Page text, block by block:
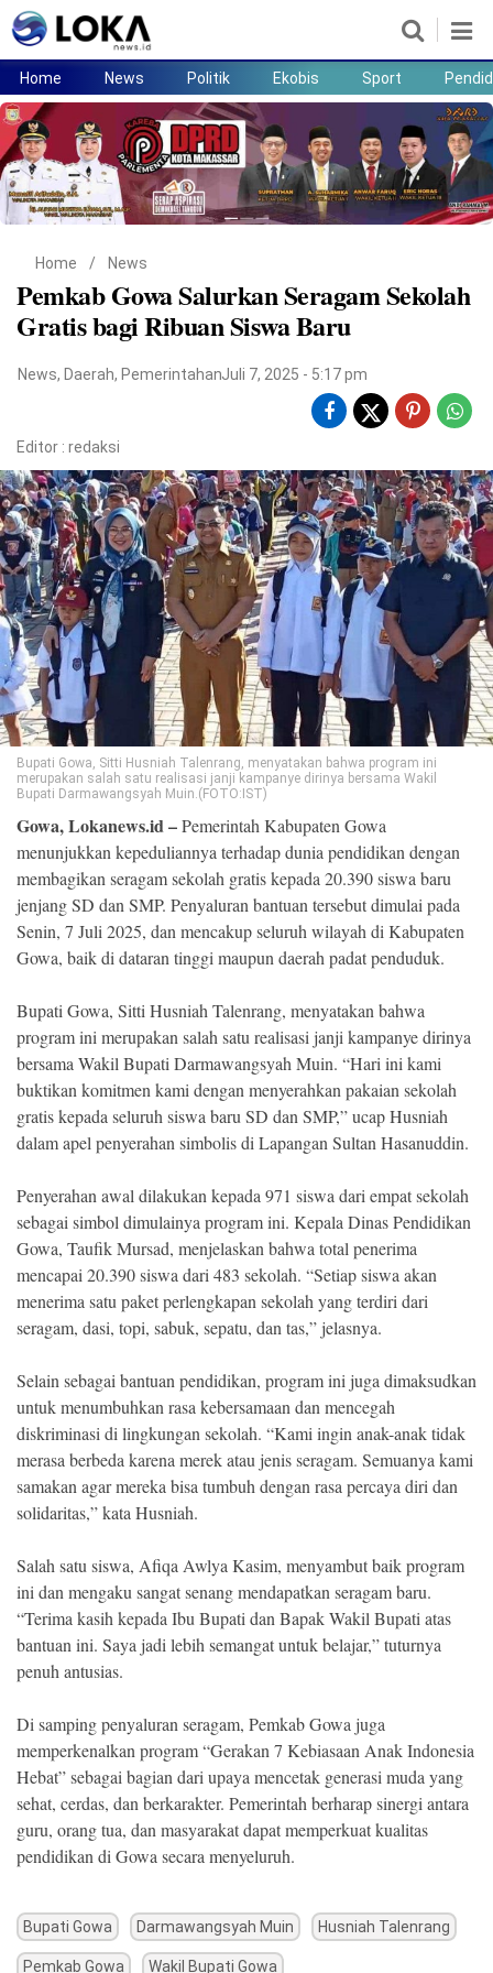
Home News
Ekobis
Sport Pendidikan
Lifestyle
©
Copyright
2026
Loka
News
-
All
right
reserved
Home News Politik Ekobis Sport
Home / News
Pemkab Gowa Salurkan Seragam Sekolah
Gratis bagi Ribuan Siswa Baru
News, Daerah, PemerintahanJuli 7, 2025 - 5:17 pm
Editor : redaksi
Bupati Gowa, Sitti Husniah Talenrang, menyatakan bahwa program ini
merupakan salah satu realisasi janji kampanye dirinya bersama Wakil
Bupati Darmawangsyah Muin.(FOTO:IST)
Gowa, Lokanews.id –Pemerintah Kabupaten Gowa
menunjukkan kepeduliannya terhadap dunia pendidikan dengan
membagikan seragam sekolah gratis kepada 20.390 siswa baru
jenjang SD dan SMP. Penyaluran bantuan tersebut dimulai pada
Senin, 7 Juli 2025, dan mencakup seluruh wilayah di Kabupaten
Gowa, baik di dataran tinggi maupun daerah padat penduduk.
Bupati Gowa, Sitti Husniah Talenrang, menyatakan bahwa
program ini merupakan salah satu realisasi janji kampanye dirinya
bersama Wakil Bupati Darmawangsyah Muin. “Hari ini kami
buktikan komitmen kami dengan menyerahkan pakaian sekolah
gratis kepada seluruh siswa baru SD dan SMP,” ucap Husniah
dalam apel penyerahan simbolis di Lapangan Sultan Hasanuddin.
Penyerahan awal dilakukan kepada 971 siswa dari empat sekolah
sebagai simbol dimulainya program ini. Kepala Dinas Pendidikan
Gowa, Taufik Mursad, menjelaskan bahwa total penerima
mencapai 20.390 siswa dari 483 sekolah. “Setiap siswa akan
menerima satu paket perlengkapan sekolah yang terdiri dari
seragam, dasi, topi, sabuk, sepatu, dan tas,” jelasnya.
Selain sebagai bantuan pendidikan, program ini juga dimaksudkan
untuk menumbuhkan rasa kebersamaan dan mencegah
diskriminasi di lingkungan sekolah. “Kami ingin anak-anak tidak
merasa berbeda karena merek atau jenis seragam. Semuanya kami
samakan agar mereka bisa tumbuh dengan rasa percaya diri dan
solidaritas,” kata Husniah.
Salah satu siswa, Afiqa Awlya Kasim, menyambut baik program
ini dan mengaku sangat senang mendapatkan seragam baru.
“Terima kasih kepada Ibu Bupati dan Bapak Wakil Bupati atas
bantuan ini. Saya jadi lebih semangat untuk belajar,” tuturnya
penuh antusias.
Di samping penyaluran seragam, Pemkab Gowa juga
memperkenalkan program “Gerakan 7 Kebiasaan Anak Indonesia
Hebat” sebagai bagian dari upaya mencetak generasi muda yang
sehat, cerdas, dan berkarakter. Pemerintah berharap sinergi antara
guru, orang tua, dan masyarakat dapat memperkuat kualitas
pendidikan di Gowa secara menyeluruh.
Bupati Gowa Darmawangsyah Muin Husniah Talenrang
Pemkab Gowa Wakil Bupati Gowa